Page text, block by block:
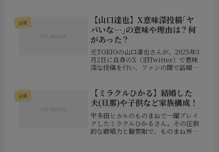
もっとも狭き門」とされるモータース
ポーツの頂点。その中...
話題
【山口達也】X意味深投稿｢ヤ
バいな…｣の意味や理由は？何
があった？
元TOKIOの山口達也さんが、2025年3
月2日に自身のX（旧Twitter）で意味
深な投稿を行い、ファンの間で話題に
ンは、「何が起こったの？」「大丈
夫？」と心配の声を寄せ、...
話題
【ミラクルひかる】結婚した
夫(旦那)や子供など家族構成！
宇多田ヒカルのものまねで一躍ブレイ
クしたミラクルひかるさん。その圧倒
的な歌唱力と観察眼で、ものまね界に